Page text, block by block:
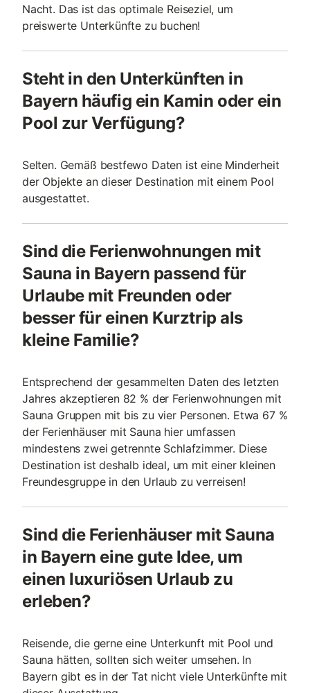
Nacht. Das ist das optimale Reiseziel, um
preiswerte Unterkünfte zu buchen!
Steht in den Unterkünften in
Bayern häufig ein Kamin oder ein
Pool zur Verfügung?
Selten. Gemäß bestfewo Daten ist eine Minderheit
der Objekte an dieser Destination mit einem Pool
ausgestattet.
Sind die Ferienwohnungen mit
Sauna in Bayern passend für
Urlaube mit Freunden oder
besser für einen Kurztrip als
kleine Familie?
Entsprechend der gesammelten Daten des letzten
Jahres akzeptieren 82 % der Ferienwohnungen mit
Sauna Gruppen mit bis zu vier Personen. Etwa 67 %
der Ferienhäuser mit Sauna hier umfassen
mindestens zwei getrennte Schlafzimmer. Diese
Destination ist deshalb ideal, um mit einer kleinen
Freundesgruppe in den Urlaub zu verreisen!
Sind die Ferienhäuser mit Sauna
in Bayern eine gute Idee, um
einen luxuriösen Urlaub zu
erleben?
Reisende, die gerne eine Unterkunft mit Pool und
Sauna hätten, sollten sich weiter umsehen. In
Bayern gibt es in der Tat nicht viele Unterkünfte mit